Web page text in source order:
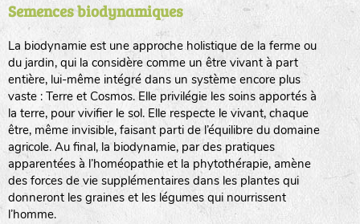
Semences biodynamiques
La biodynamie est une approche holistique de la ferme ou
du jardin, qui la considère comme un être vivant à part
entière, lui-même intégré dans un système encore plus
vaste : Terre et Cosmos. Elle privilégie les soins apportés à
la terre, pour vivifier le sol. Elle respecte le vivant, chaque
être, même invisible, faisant parti de l’équilibre du domaine
agricole. Au final, la biodynamie, par des pratiques
apparentées à l’homéopathie et la phytothérapie, amène
des forces de vie supplémentaires dans les plantes qui
donneront les graines et les légumes qui nourrissent
l’homme.
LA RÉFÉRENCE :F BEL20BPA1A (en haut à gauche)
F : Fleurs.
Les autres catégories étant :
animaux sauvages
biodiversité cultivée